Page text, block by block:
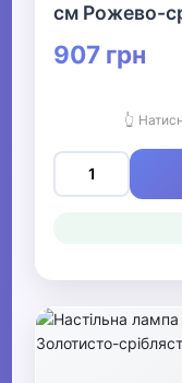
см Рожево-
907 грн
👆